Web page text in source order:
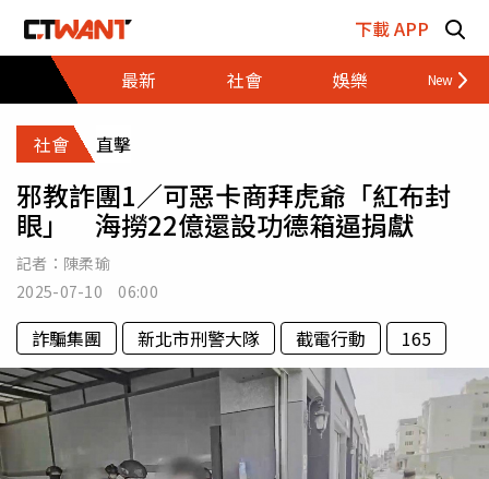
下載 APP
最新
社會 娛樂 財經
社會 直擊
邪教詐團1／可惡卡商拜虎爺「紅布封
眼」 海撈22億還設功德箱逼捐獻
記者： 陳柔瑜
2025-07-10 06:00
詐騙集團 新北市刑警大隊 截電行動 165